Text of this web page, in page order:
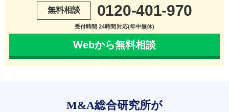
無料相談
0120-401-970
受付時間 24時間対応(年中無休)
Webから無料相談
M&A総合研究所が